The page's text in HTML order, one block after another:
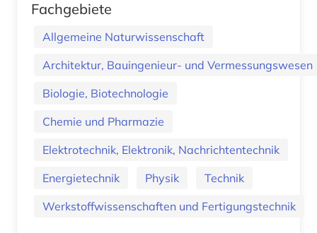
Fachgebiete
Allgemeine Naturwissenschaft
Architektur, Bauingenieur- und Vermessungswesen
Biologie, Biotechnologie
Chemie und Pharmazie
Elektrotechnik, Elektronik, Nachrichtentechnik
Energietechnik
Physik
Technik
Werkstoffwissenschaften und Fertigungstechnik